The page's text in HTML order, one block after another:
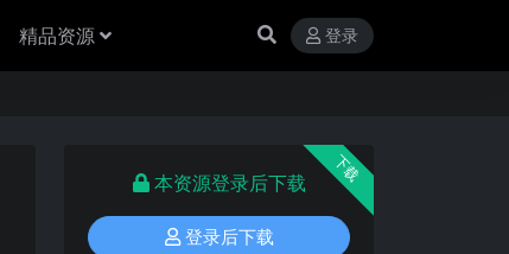
精品资源 登录
下载
本资源登录后下载
登录后下载